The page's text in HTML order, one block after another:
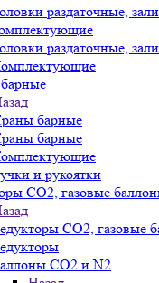
раздаточные,
раздаточные,
барные
барные
и рукоятки
СО2, газовые
СО2, газовые
СО2 и N2